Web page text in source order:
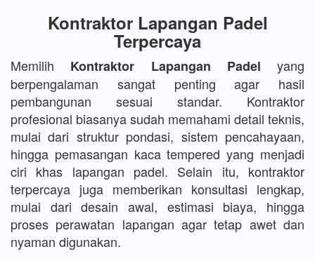
Kontraktor Lapangan Padel
Terpercaya
Memilih Kontraktor Lapangan Padel yang
berpengalaman sangat penting agar hasil
pembangunan sesuai standar. Kontraktor
profesional biasanya sudah memahami detail teknis,
mulai dari struktur pondasi, sistem pencahayaan,
hingga pemasangan kaca tempered yang menjadi
ciri khas lapangan padel. Selain itu, kontraktor
terpercaya juga memberikan konsultasi lengkap,
mulai dari desain awal, estimasi biaya, hingga
proses perawatan lapangan agar tetap awet dan
nyaman digunakan.